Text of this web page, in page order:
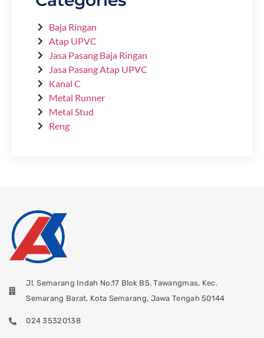
Baja Ringan
Atap UPVC
Jasa Pasang Baja Ringan
Jasa Pasang Atap UPVC
Kanal C
Metal Runner
Metal Stud
Reng
Jl. Semarang Indah No.17 Blok B5, Tawangmas, Kec.
Semarang Barat, Kota Semarang, Jawa Tengah 50144
024 35320138